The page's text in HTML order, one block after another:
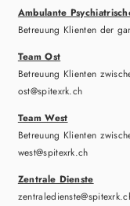
Ambulante
Betreuung Klienten der
Team Ost
Betreuung Klienten
ost@spitexrk.ch
Team West
Betreuung Klienten
west@spitexrk.ch
Zentrale Dienste